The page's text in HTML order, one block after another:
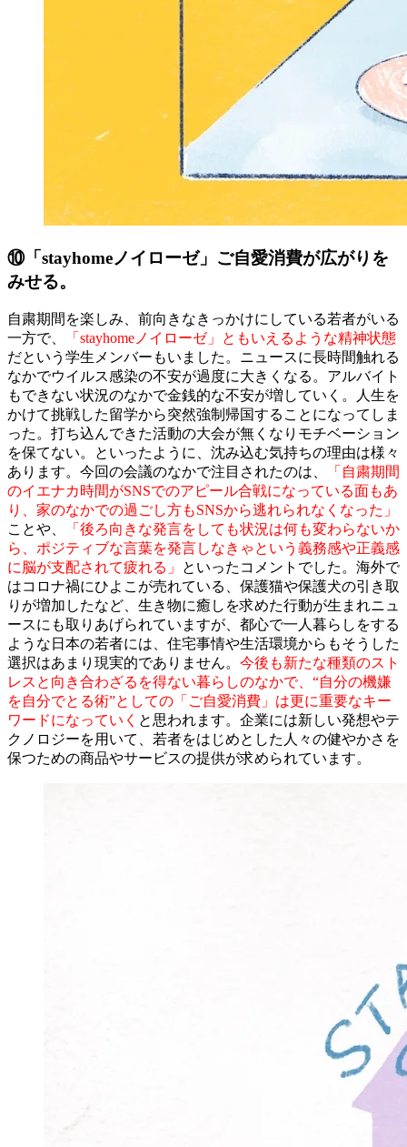
⑩「stayhomeノイローゼ」ご自愛消費が広がりを
みせる。
自粛期間を楽しみ、前向きなきっかけにしている若者がいる
一方で、
「stayhomeノイローゼ」ともいえるような精神状態
だという学生メンバーもいました。ニュースに長時間触れる
なかでウイルス感染の不安が過度に大きくなる。アルバイト
もできない状況のなかで金銭的な不安が増していく。人生を
かけて挑戦した留学から突然強制帰国することになってしま
った。打ち込んできた活動の大会が無くなりモチベーション
を保てない。といったように、沈み込む気持ちの理由は様々
あります。今回の会議のなかで注目されたのは、
「自粛期間
のイエナカ時間がSNSでのアピール合戦になっている面もあ
り、家のなかでの過ごし方もSNSから逃れられなくなった」
ことや、
「後ろ向きな発言をしても状況は何も変わらないか
ら、ポジティブな言葉を発言しなきゃという義務感や正義感
に脳が支配されて疲れる」
といったコメントでした。海外で
はコロナ禍にひよこが売れている、保護猫や保護犬の引き取
りが増加したなど、生き物に癒しを求めた行動が生まれニュ
ースにも取りあげられていますが、都心で一人暮らしをする
ような日本の若者には、住宅事情や生活環境からもそうした
選択はあまり現実的でありません。 今後も新たな種類のスト
レスと向き合わざるを得ない暮らしのなかで、“自分の機嫌
を自分でとる術”としての「ご自愛消費」は更に重要なキー
ワードになっていく と思われます。企業には新しい発想やテ
クノロジーを用いて、若者をはじめとした人々の健やかさを
保つための商品やサービスの提供が求められています。